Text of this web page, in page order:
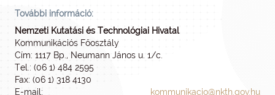
További információ:
Nemzeti Kutatási és Technológiai Hivatal
Kommunikációs Főosztály
Cím: 1117 Bp., Neumann János u. 1/c.
Tel.: (06 1) 484 2595
Fax: (06 1) 318 4130
E-mail:
kommunikacio@nkth.gov.hu